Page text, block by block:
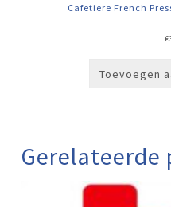
Cafetiere French
€
Toevoegen
Gerelateerde